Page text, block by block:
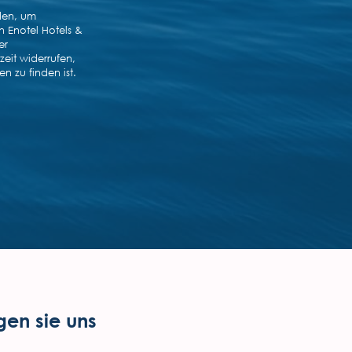
sie uns